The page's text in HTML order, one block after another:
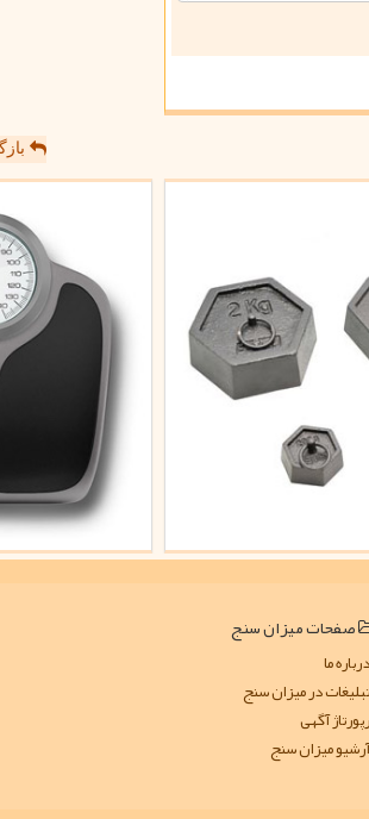
صفحات میزان سنج
درباره ما
تبلیغات در میزان سنج
رپورتاژ آگهی
آرشیو میزان سنج